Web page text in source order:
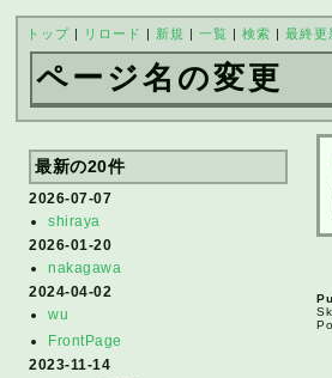
トップ リロード |新規 |一覧 |検索 |最終更
ページ名の変更
最新の20件
2026-07-07
shiraya
2026-01-20
nakagawa
2024-04-02
wu
FrontPage
2023-11-14